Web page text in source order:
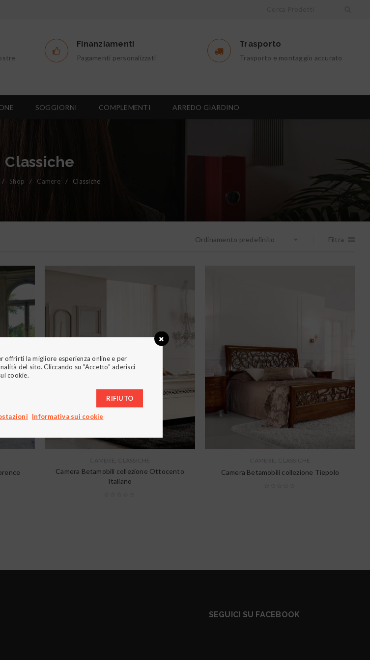
Finanziamenti
Pagamenti personalizzati
Trasporto
Trasporto e montaggio accurato
SOGGIORNI COMPLEMENTI ARREDO GIARDINO
Classiche
/ Shop / Camere / Classiche
Filtra
Ordinamento predefinito
Camera Betamobili collezione Ottocento
Italiano
Camera Betamobili collezione Tiepolo
SEGUICI SU FACEBOOK
offrirti la migliore esperienza online e per
del sito. Cliccando su "Accetto" aderisci
cookie.
RIFIUTO
Informativa sui cookie